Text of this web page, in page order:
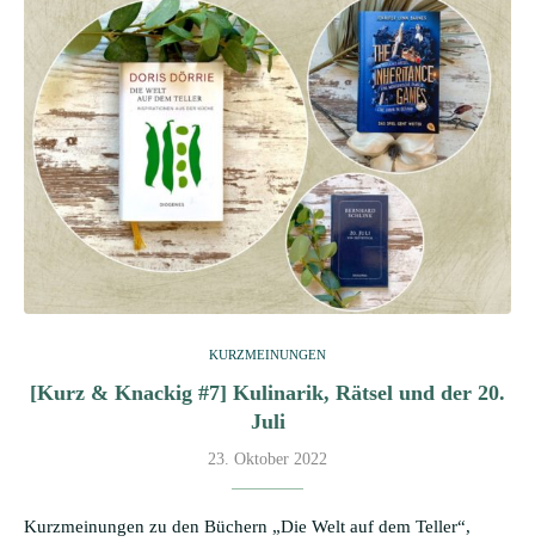
KURZMEINUNGEN
[Kurz & Knackig #7] Kulinarik, Rätsel und der 20.
Juli
23. Oktober 2022
Kurzmeinungen zu den Büchern „Die Welt auf dem Teller“,